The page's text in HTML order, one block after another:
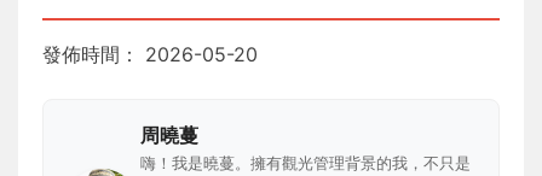
發佈時間： 2026-05-20
周曉蔓
嗨！我是曉蔓。擁有觀光管理背景的我，不只是